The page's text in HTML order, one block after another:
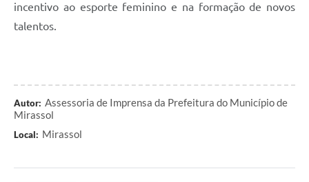
incentivo ao esporte feminino e na formação de novos
talentos.
Autor: Assessoria de Imprensa da Prefeitura do Município de
Mirassol
Local: Mirassol